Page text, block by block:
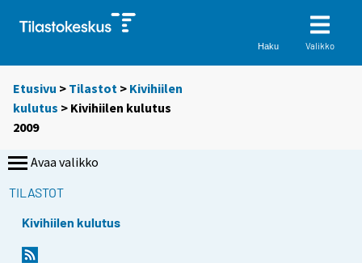
Haku Valikko
Etusivu > Tilastot > Kivihiilen
kulutus > Kivihiilen kulutus
2009
Avaa valikko
TILASTOT
Kivihiilen kulutus